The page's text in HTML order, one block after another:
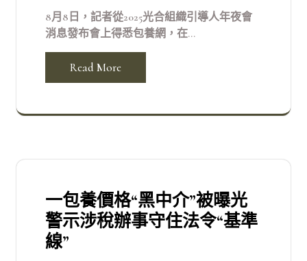
8月8日，記者從2025光合組織引導人年夜會
消息發布會上得悉包養網，在...
Read More
一包養價格“黑中介”被曝光
警示涉稅辦事守住法令“基準
線”